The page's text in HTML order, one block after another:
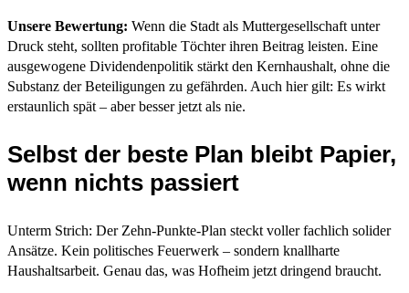
Unsere Bewertung: Wenn die Stadt als Muttergesellschaft unter
Druck steht, sollten profitable Töchter ihren Beitrag leisten. Eine
ausgewogene Dividendenpolitik stärkt den Kernhaushalt, ohne die
Substanz der Beteiligungen zu gefährden. Auch hier gilt: Es wirkt
erstaunlich spät – aber besser jetzt als nie.
Selbst der beste Plan bleibt Papier,
wenn nichts passiert
Unterm Strich: Der Zehn-Punkte-Plan steckt voller fachlich solider
Ansätze. Kein politisches Feuerwerk – sondern knallharte
Haushaltsarbeit. Genau das, was Hofheim jetzt dringend braucht.